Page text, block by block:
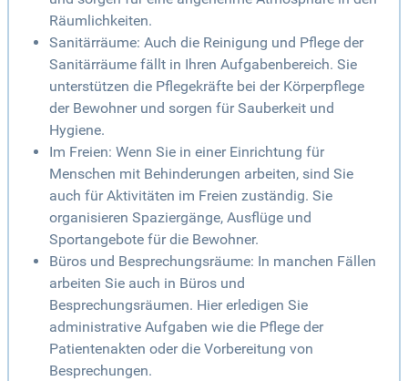
Räumlichkeiten.
Sanitärräume: Auch die Reinigung und Pflege der
Sanitärräume fällt in Ihren Aufgabenbereich. Sie
unterstützen die Pflegekräfte bei der Körperpflege
der Bewohner und sorgen für Sauberkeit und
Hygiene.
Im Freien: Wenn Sie in einer Einrichtung für
Menschen mit Behinderungen arbeiten, sind Sie
auch für Aktivitäten im Freien zuständig. Sie
organisieren Spaziergänge, Ausflüge und
Sportangebote für die Bewohner.
Büros und Besprechungsräume: In manchen Fällen
arbeiten Sie auch in Büros und
Besprechungsräumen. Hier erledigen Sie
administrative Aufgaben wie die Pflege der
Patientenakten oder die Vorbereitung von
Besprechungen.